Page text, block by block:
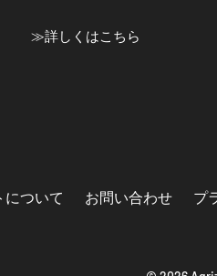
≫詳しくはこちら
について お問い合わせ プ